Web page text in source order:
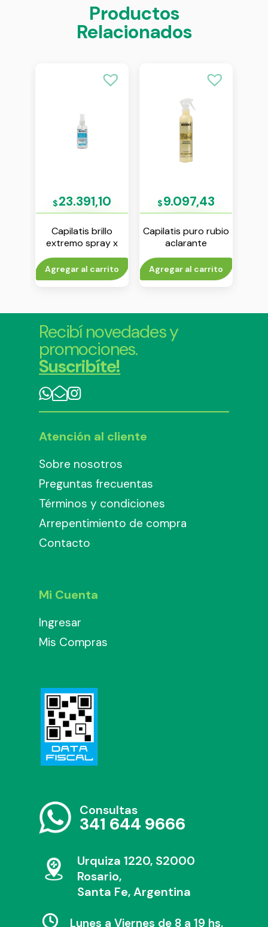
Productos
Relacionados
$23.391,10
Capilatis brillo
extremo spray x
110 ml
Agregar al carrito
$9.097,43
Capilatis puro rubio
aclarante
instantaneo spray
x 240 ml
Agregar al carrito
Recibí novedades y
promociones.
Suscribíte!
Atención al cliente
Sobre nosotros
Preguntas frecuentas
Términos y condiciones
Arrepentimiento de compra
Contacto
Mi Cuenta
Ingresar
Mis Compras
Consultas
341 644 9666
Urquiza 1220, S2000
Rosario,
Santa Fe, Argentina
Lunes a Viernes de 8 a 19 hs.